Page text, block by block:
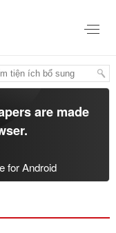
are made
.
for Android